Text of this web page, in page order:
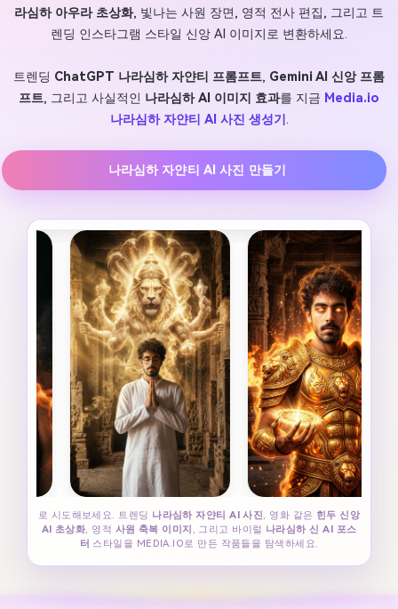
라심하 아우라 초상화, 빛나는 사원 장면, 영적 전사 편집, 그리고 트
렌딩 인스타그램 스타일 신앙 AI 이미지로 변환하세요.
트렌딩 ChatGPT 나라심하 자얀티 프롬프트, Gemini AI 신앙 프롬
프트, 그리고 사실적인 나라심하 AI 이미지 효과를 지금 Media.io
나라심하 자얀티 AI 사진 생성기 .
나라심하 자얀티 AI 사진 만들기
로 시도해보세요. 트렌딩 나라심하 자얀티 AI 사진, 영화 같은 힌두 신앙
AI 초상화, 영적 사원 축복 이미지 , 그리고 바이럴 나라심하 신 AI 포스
터 스타일을 MEDIA.IO로 만든 작품들을 탐색하세요.